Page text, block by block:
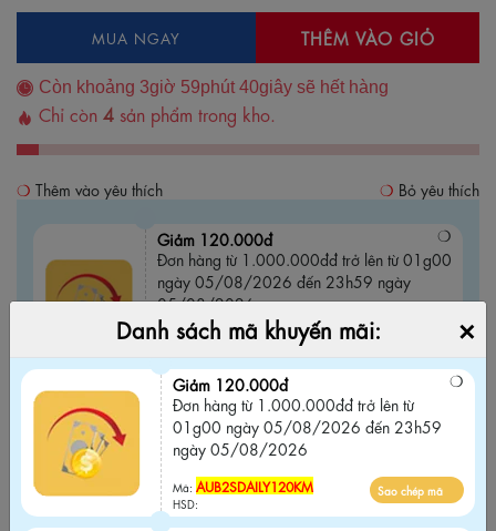
MUA NGAY THÊM VÀO GIỎ
Còn khoảng 3giờ 59phút 39giây sẽ hết hàng
Chỉ còn 4 sản phẩm trong kho.
Thêm vào yêu thích Bỏ yêu thích
Giảm 120.000đ
Đơn hàng từ 1.000.000đđ trở lên từ 01g00
ngày 05/08/2026 đến 23h59 ngày
05/08/2026
HSD:
Giảm 70.000đ
Đơn hàng từ 500.000đ trở lên từ 01g00
ngày 06/08/2026 đến 23h59 ngày
31/08/2026
AUB2SDAILY70KM Sao chép mã
Danh sách mã khuyến mãi: ×
Giảm 120.000đ
Đơn hàng từ 1.000.000đđ trở lên từ
01g00 ngày 05/08/2026 đến 23h59
ngày 05/08/2026
Mã: AUB2SDAILY120KM
HSD:
Sao chép mã